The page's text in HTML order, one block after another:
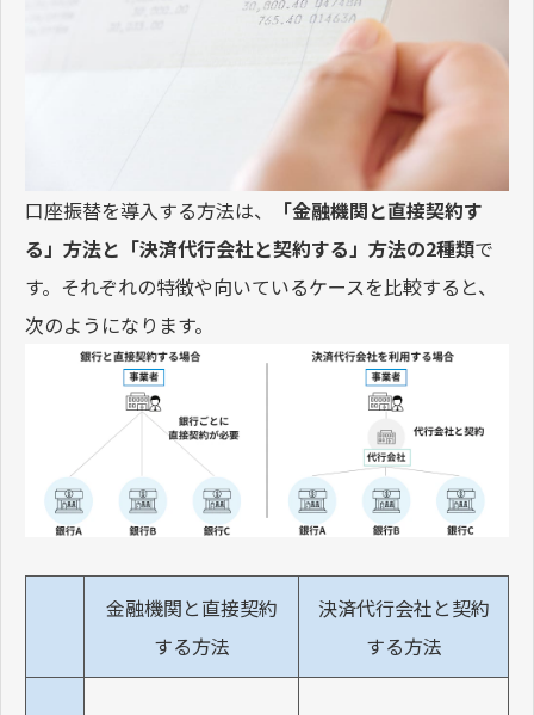
口座振替を導入する方法は、
「金融機関と直接契約す
る」方法と「決済代行会社と契約する」方法の2種類で
す。それぞれの特徴や向いているケースを比較すると、
次のようになります。
金融機関と直接契約
する方法
決済代行会社と契約
する方法